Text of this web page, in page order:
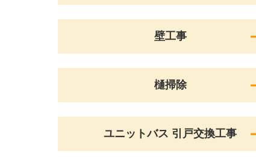
壁工事
樋掃除
ユニットバス 引戸交換工事